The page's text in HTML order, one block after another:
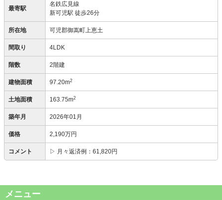
最寄駅
名鉄広見線
新可児駅 徒歩26分
所在地 可児郡御嵩町上恵土
間取り 4LDK
階数 2階建
建物面積 97.20m2
土地面積 163.75m2
築年月 2026年01月
価格 2,190万円
コメント ▷ 月々返済例：61,820円
メニュー